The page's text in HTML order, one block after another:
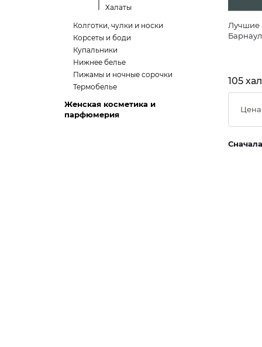
Лучшие
105
Цена
Халаты
Колготки, чулки и носки
Корсеты и боди
Купальники
Нижнее белье
Пижамы и ночные сорочки
Термобелье
Женская косметика и
парфюмерия